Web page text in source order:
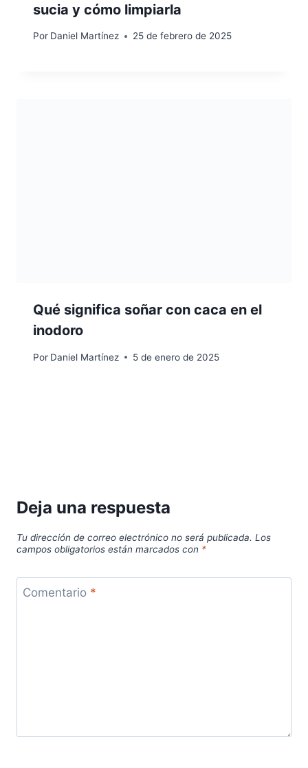
sucia y cómo limpiarla
Por Daniel Martínez 25 de febrero de 2025
Qué significa soñar con caca en el
inodoro
Por Daniel Martínez 5 de enero de 2025
Deja una respuesta
Tu dirección de correo electrónico no será publicada. Los
campos obligatorios están marcados con *
Comentario *